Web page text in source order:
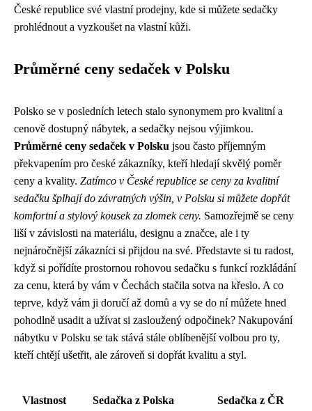
České republice své vlastní prodejny, kde si můžete sedačky
prohlédnout a vyzkoušet na vlastní kůži.
Průměrné ceny sedaček v Polsku
Polsko se v posledních letech stalo synonymem pro kvalitní a
cenově dostupný nábytek, a sedačky nejsou výjimkou.
Průměrné ceny sedaček v Polsku jsou často příjemným
překvapením pro české zákazníky, kteří hledají skvělý poměr
ceny a kvality. Zatímco v České republice se ceny za kvalitní
sedačku šplhají do závratných výšin, v Polsku si můžete dopřát
komfortní a stylový kousek za zlomek ceny. Samozřejmě se ceny
liší v závislosti na materiálu, designu a značce, ale i ty
nejnáročnější zákazníci si přijdou na své. Představte si tu radost,
když si pořídíte prostornou rohovou sedačku s funkcí rozkládání
za cenu, která by vám v Čechách stačila sotva na křeslo. A co
teprve, když vám ji doručí až domů a vy se do ní můžete hned
pohodlně usadit a užívat si zasloužený odpočinek? Nakupování
nábytku v Polsku se tak stává stále oblíbenější volbou pro ty,
kteří chtějí ušetřit, ale zároveň si dopřát kvalitu a styl.
Vlastnost Sedačka z Polska Sedačka z ČR